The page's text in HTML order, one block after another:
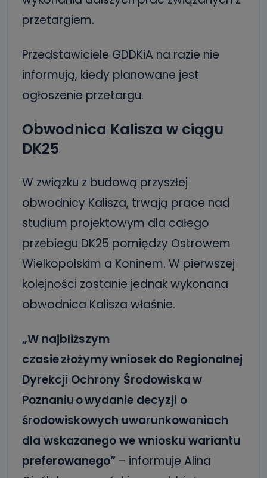
przetargiem.
Przedstawiciele GDDKiA na razie nie
informują, kiedy planowane jest
ogłoszenie przetargu.
Obwodnica Kalisza w ciągu
DK25
W związku z budową przyszłej
obwodnicy Kalisza, trwają prace nad
studium projektowym dla całego
przebiegu DK25 pomiędzy Ostrowem
Wielkopolskim a Koninem. W pierwszej
kolejności zostanie jednak wykonana
obwodnica Kalisza właśnie.
„W najbliższym
czasie złożymy wniosek do Regionalnej
Dyrekcji Ochrony Środowiska w
Poznaniu o wydanie decyzji o
środowiskowych uwarunkowaniach
dla wskazanego we wniosku wariantu
preferowanego” – informuje Alina